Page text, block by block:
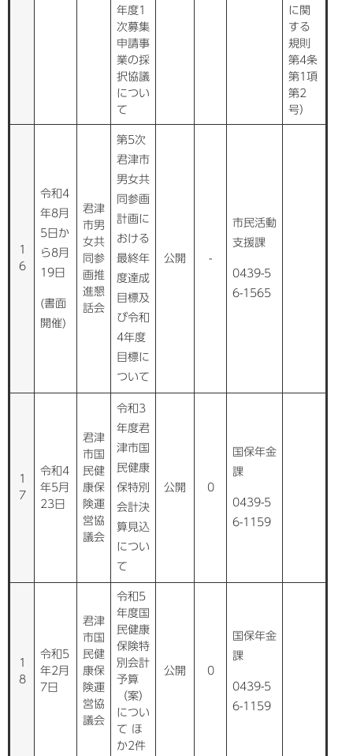
年度1
次募集
申請事
業の採
択協議
につい
て
に関
する
規則
第4条
第1項
第2
号）
1
6
令和4
年8月
5日か
ら8月
19日
(書面
開催)
君津
市男
女共
同参
画推
進懇
話会
第5次
君津市
男女共
同参画
計画に
おける
最終年
度達成
目標及
び令和
4年度
目標に
ついて
公開 -
市民活動
支援課
0439-5
6-1565
1
7
令和4
年5月
23日
君津
市国
民健
康保
険運
営協
議会
令和3
年度君
津市国
民健康
保特別
会計決
算見込
につい
て
公開 0
国保年金
課
0439-5
6-1159
1
8
令和5
年2月
7日
君津
市国
民健
康保
険運
営協
議会
令和5
年度国
民健康
保険特
別会計
予算
（案）
につい
て ほ
か2件
公開 0
国保年金
課
0439-5
6-1159